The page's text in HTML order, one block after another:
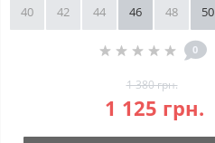
40 42 44 46 48 50
0
1 380 грн.
1 125 грн.